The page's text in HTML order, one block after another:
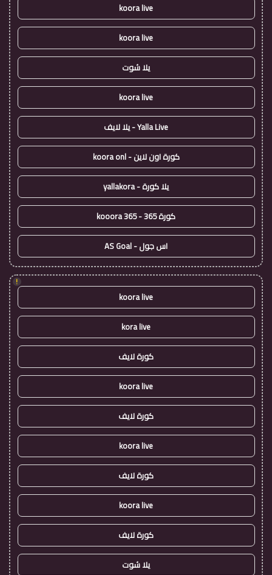
koora live
koora live
يلا شوت
koora live
Yalla Live - يلا لايف
كورة اون لاين - koora onl
يلا كورة - yallakora
كورة 365 - kooora 365
اس جول - AS Goal
!
koora live
kora live
كورة لايف
koora live
كورة لايف
koora live
كورة لايف
koora live
كورة لايف
يلا شوت